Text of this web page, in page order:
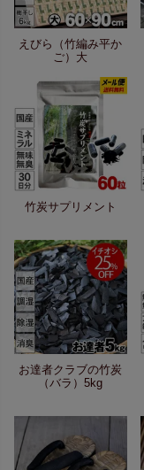
えびら（竹編み平か
ご）大
竹炭サプリメント
お達者クラブの竹炭
（バラ）5kg